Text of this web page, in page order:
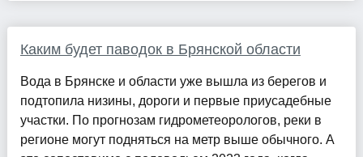
Каким будет паводок в Брянской области
Вода в Брянске и области уже вышла из берегов и
подтопила низины, дороги и первые приусадебные
участки. По прогнозам гидрометеорологов, реки в
регионе могут подняться на метр выше обычного. А